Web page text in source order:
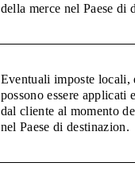
della merce nel Paese di
Eventuali imposte locali,
possono essere applicati
dal cliente al momento
nel Paese di destinazion.